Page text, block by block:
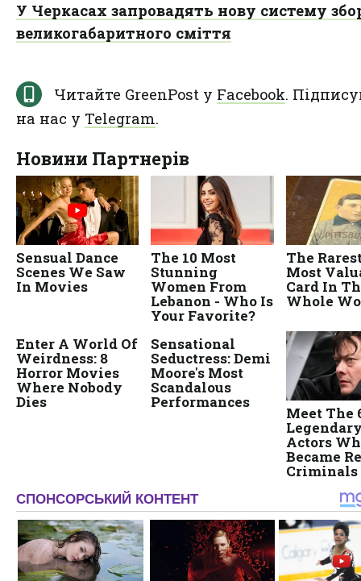
У Черкасах запровадять нову систему
великогабаритного сміття
Читайте GreenPost у Facebook.
на нас у Telegram.